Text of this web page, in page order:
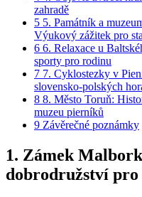
zahradě
5 5. Památník a
Výukový zážitek pro
6 6. Relaxace u
sporty pro rodinu
7 7. Cyklostezky v
slovensko-polských
8 8. Město Toruň:
muzeu pierníků
9 Závěrečné poznámky
1. Zámek
dobrodružství